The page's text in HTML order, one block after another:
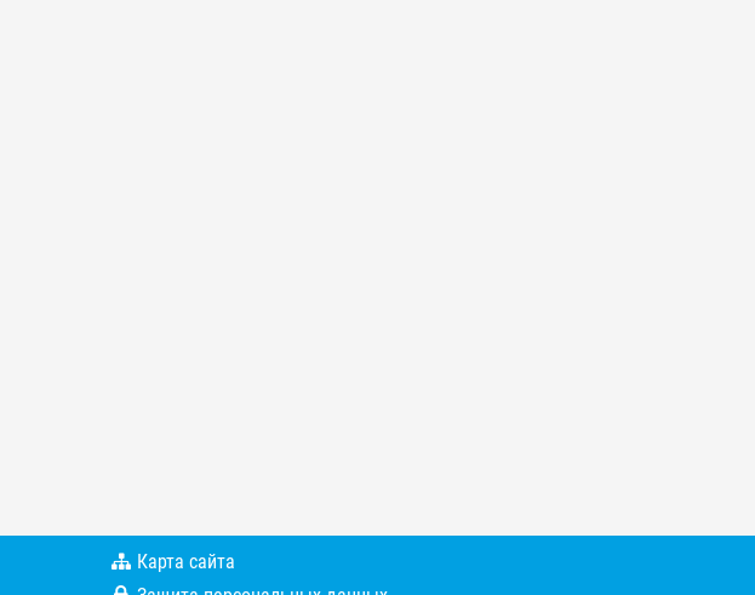
Карта сайта